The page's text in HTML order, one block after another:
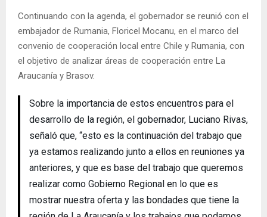
Continuando con la agenda, el gobernador se reunió con el
embajador de Rumania, Floricel Mocanu, en el marco del
convenio de cooperación local entre Chile y Rumania, con
el objetivo de analizar áreas de cooperación entre La
Araucanía y Brasov.
Sobre la importancia de estos encuentros para el
desarrollo de la región, el gobernador, Luciano Rivas,
señaló que, “esto es la continuación del trabajo que
ya estamos realizando junto a ellos en reuniones ya
anteriores, y que es base del trabajo que queremos
realizar como Gobierno Regional en lo que es
mostrar nuestra oferta y las bondades que tiene la